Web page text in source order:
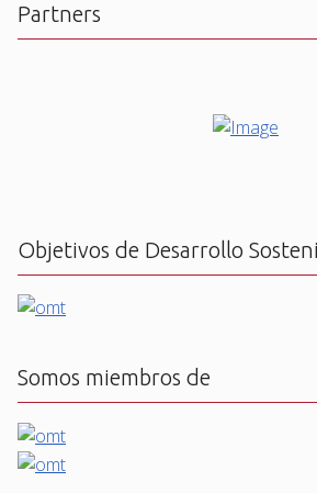
Partners
Objetivos de Desarrollo
Somos miembros de